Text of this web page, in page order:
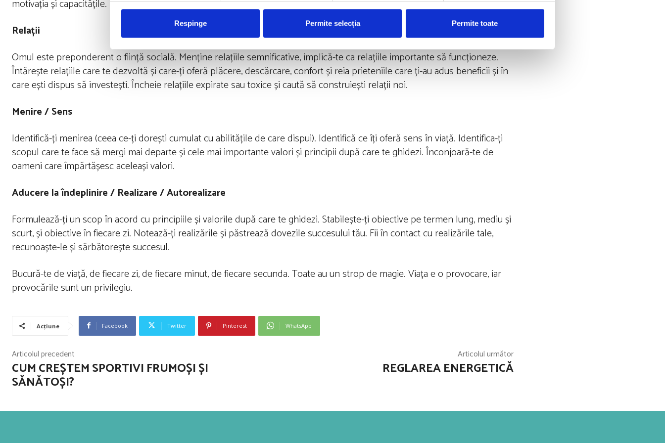
Respinge Permite selecția Permite toate
motivația și capacitățile.
Relații
Omul este preponderent o ființă socială. Menține relațiile semnificative, implică-te ca relațiile importante să funcționeze.
Întărește relațiile care te dezvoltă și care-ți oferă plăcere, descărcare, confort și reia prieteniile care ți-au adus beneficii și în
care ești dispus să investești. Încheie relațiile expirate sau toxice și caută să construiești relații noi.
Menire / Sens
Identifică-ți menirea (ceea ce-ți dorești cumulat cu abilitățile de care dispui). Identifică ce îți oferă sens în viață. Identifica-ți
scopul care te face să mergi mai departe și cele mai importante valori și principii după care te ghidezi. Înconjoară-te de
oameni care împărtășesc aceleași valori.
Aducere la îndeplinire / Realizare / Autorealizare
Formulează-ți un scop în acord cu principiile și valorile după care te ghidezi. Stabilește-ți obiective pe termen lung, mediu și
scurt, și obiective în fiecare zi. Notează-ți realizările și păstrează dovezile succesului tău. Fii în contact cu realizările tale,
recunoaște-le și sărbătorește succesul.
Bucură-te de viață, de fiecare zi, de fiecare minut, de fiecare secunda. Toate au un strop de magie. Viața e o provocare, iar
provocările sunt un privilegiu.
Acțiune Facebook Twitter Pinterest WhatsApp
Articolul precedent
CUM CREȘTEM SPORTIVI FRUMOȘI ȘI
SĂNĂTOȘI?
Articolul următor
REGLAREA ENERGETICĂ